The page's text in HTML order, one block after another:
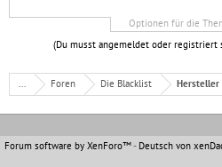
Optionen für die
(Du musst angemeldet oder registriert
... Foren Die Blacklist Hersteller
Forum software by XenForo™- Deutsch von